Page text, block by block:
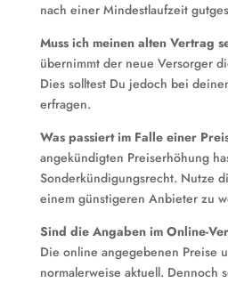
nach einer Mindestlaufzeit
Muss ich meinen alten Vertrag
übernimmt der neue Versorger
Dies solltest Du jedoch bei
erfragen.
Was passiert im Falle einer
angekündigten Preiserhöhung
Sonderkündigungsrecht. Nutze
einem günstigeren Anbieter zu
Sind die Angaben im Online-
Die online angegebenen Preise
normalerweise aktuell. Dennoch